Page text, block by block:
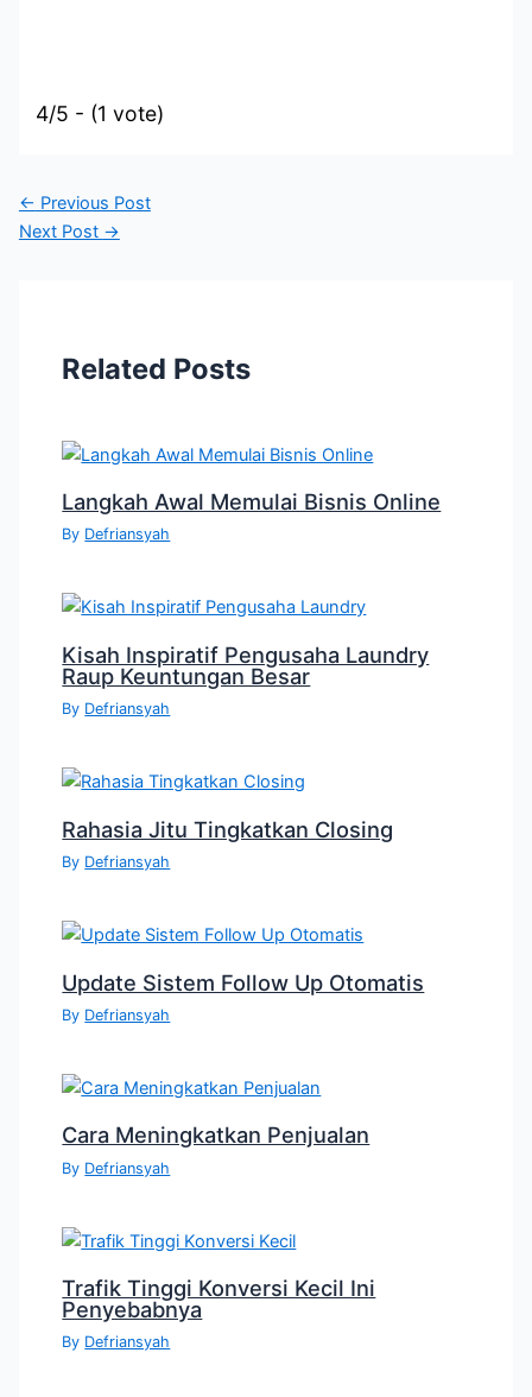
4/5 - (1 vote)
← Previous Post
Next Post →
Related Posts
Langkah Awal Memulai Bisnis Online
By Defriansyah
Kisah Inspiratif Pengusaha Laundry
Raup Keuntungan Besar
By Defriansyah
Rahasia Jitu Tingkatkan Closing
By Defriansyah
Update Sistem Follow Up Otomatis
By Defriansyah
Cara Meningkatkan Penjualan
By Defriansyah
Trafik Tinggi Konversi Kecil Ini
Penyebabnya
By Defriansyah